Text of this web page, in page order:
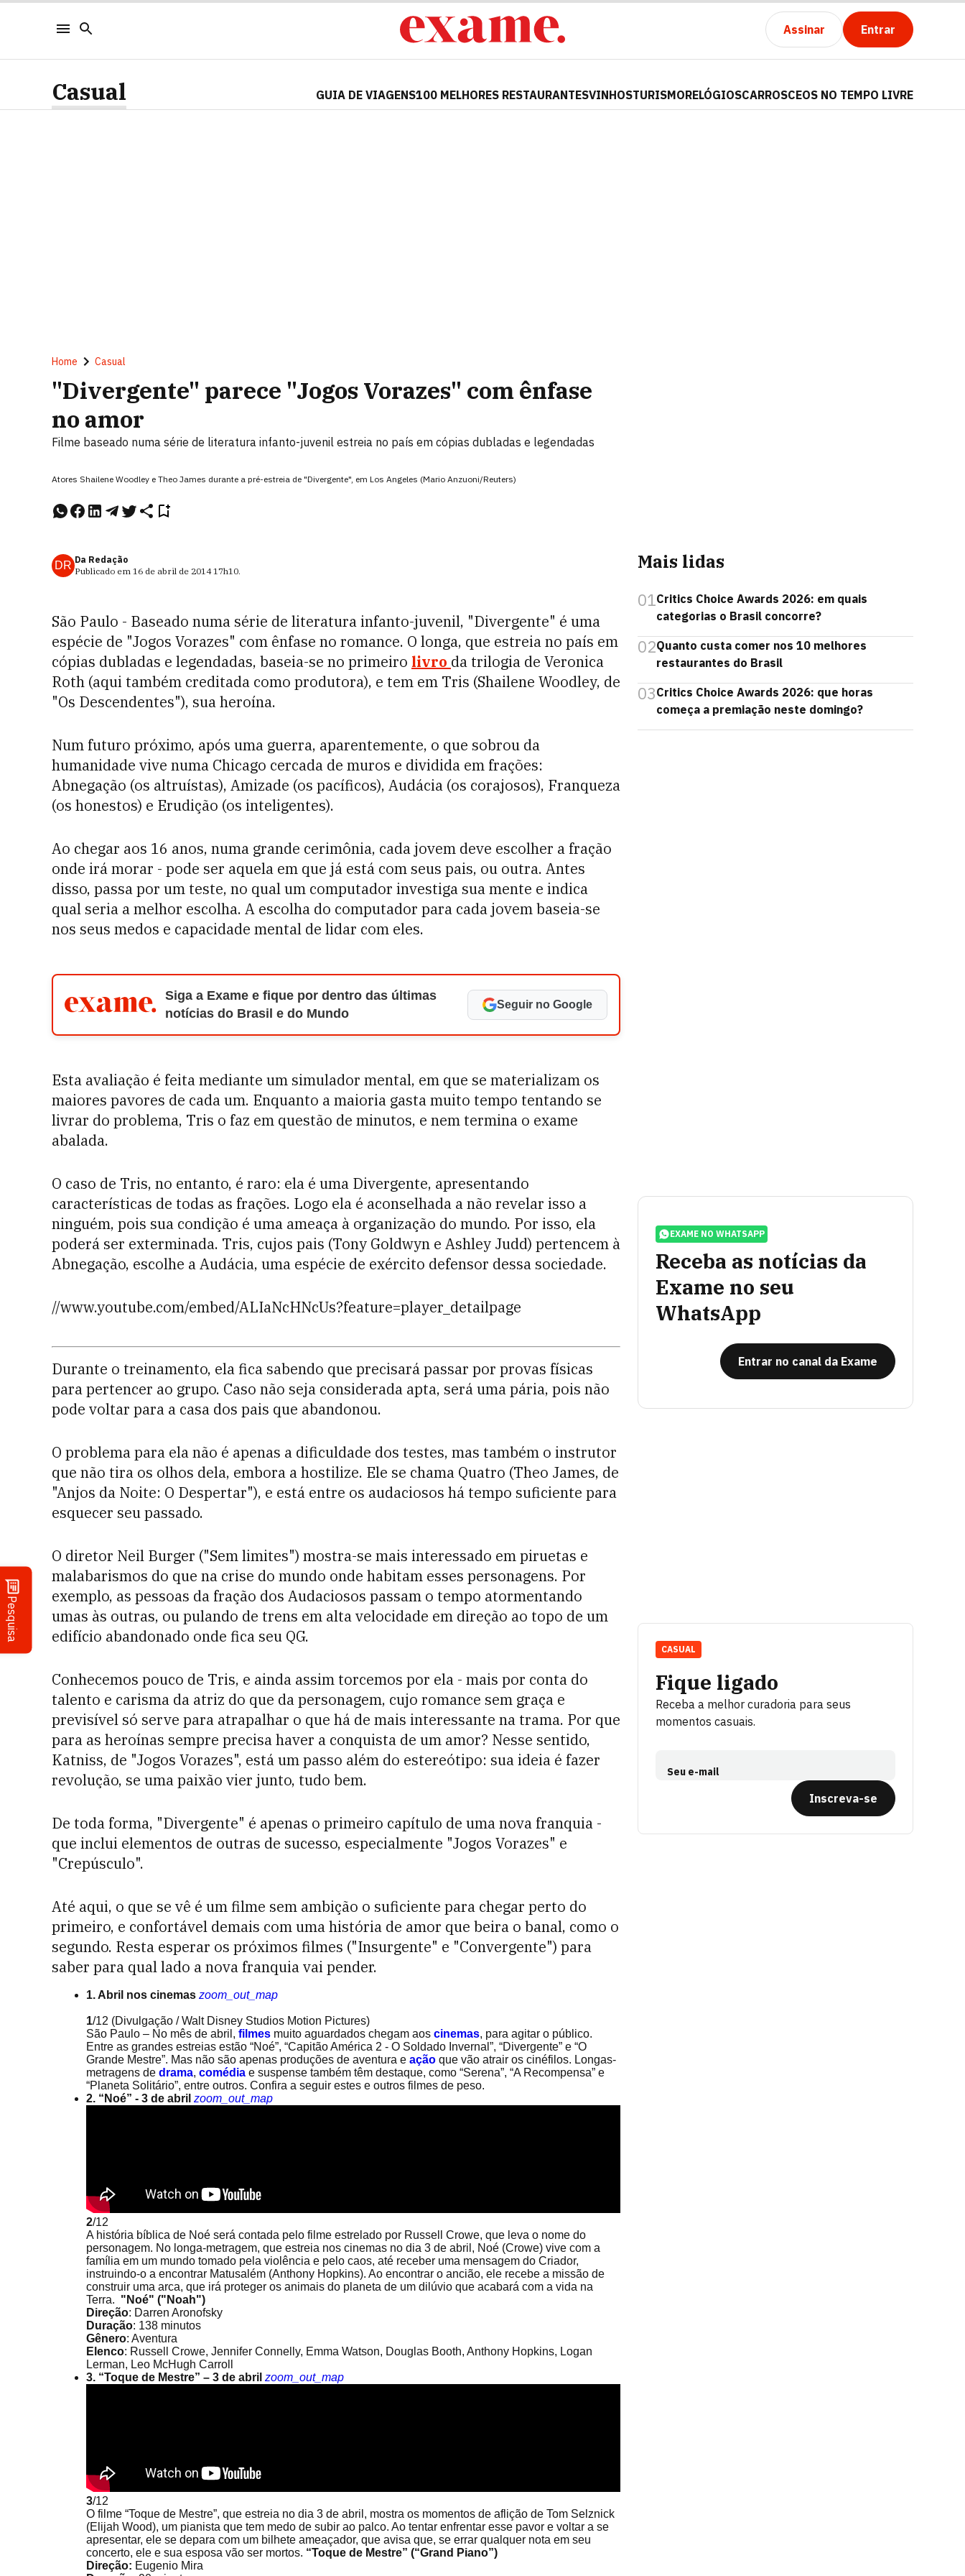
Assinar Entrar
Pesquisa
Casual GUIA DE VIAGENS100 MELHORES RESTAURANTESVINHOSTURISMORELÓGIOSCARROSCEOS NO TEMPO LIVRE
Home Casual
"Divergente" parece "Jogos Vorazes" com ênfase
no amor
Filme baseado numa série de literatura infanto-juvenil estreia no país em cópias dubladas e legendadas
Atores Shailene Woodley e Theo James durante a pré-estreia de "Divergente", em Los Angeles (Mario Anzuoni/Reuters)
DR Da Redação
Publicado em 16 de abril de 2014 17h10.
São Paulo - Baseado numa série de literatura infanto-juvenil, "Divergente" é uma
espécie de "Jogos Vorazes" com ênfase no romance. O longa, que estreia no país em
cópias dubladas e legendadas, baseia-se no primeiro livro da trilogia de Veronica
Roth (aqui também creditada como produtora), e tem em Tris (Shailene Woodley, de
"Os Descendentes"), sua heroína.
Num futuro próximo, após uma guerra, aparentemente, o que sobrou da
humanidade vive numa Chicago cercada de muros e dividida em frações:
Abnegação (os altruístas), Amizade (os pacíficos), Audácia (os corajosos), Franqueza
(os honestos) e Erudição (os inteligentes).
Ao chegar aos 16 anos, numa grande cerimônia, cada jovem deve escolher a fração
onde irá morar - pode ser aquela em que já está com seus pais, ou outra. Antes
disso, passa por um teste, no qual um computador investiga sua mente e indica
qual seria a melhor escolha. A escolha do computador para cada jovem baseia-se
nos seus medos e capacidade mental de lidar com eles.
Siga a Exame e fique por dentro das últimas
notícias do Brasil e do Mundo
Seguir no Google
Esta avaliação é feita mediante um simulador mental, em que se materializam os
maiores pavores de cada um. Enquanto a maioria gasta muito tempo tentando se
livrar do problema, Tris o faz em questão de minutos, e nem termina o exame
abalada.
O caso de Tris, no entanto, é raro: ela é uma Divergente, apresentando
características de todas as frações. Logo ela é aconselhada a não revelar isso a
ninguém, pois sua condição é uma ameaça à organização do mundo. Por isso, ela
poderá ser exterminada. Tris, cujos pais (Tony Goldwyn e Ashley Judd) pertencem à
Abnegação, escolhe a Audácia, uma espécie de exército defensor dessa sociedade.
//www.youtube.com/embed/ALIaNcHNcUs?feature=player_detailpage
Durante o treinamento, ela fica sabendo que precisará passar por provas físicas
para pertencer ao grupo. Caso não seja considerada apta, será uma pária, pois não
pode voltar para a casa dos pais que abandonou.
O problema para ela não é apenas a dificuldade dos testes, mas também o instrutor
que não tira os olhos dela, embora a hostilize. Ele se chama Quatro (Theo James, de
"Anjos da Noite: O Despertar"), e está entre os audaciosos há tempo suficiente para
esquecer seu passado.
O diretor Neil Burger ("Sem limites") mostra-se mais interessado em piruetas e
malabarismos do que na crise do mundo onde habitam esses personagens. Por
exemplo, as pessoas da fração dos Audaciosos passam o tempo atormentando
umas às outras, ou pulando de trens em alta velocidade em direção ao topo de um
edifício abandonado onde fica seu QG.
Conhecemos pouco de Tris, e ainda assim torcemos por ela - mais por conta do
talento e carisma da atriz do que da personagem, cujo romance sem graça e
previsível só serve para atrapalhar o que há de mais interessante na trama. Por que
para as heroínas sempre precisa haver a conquista de um amor? Nesse sentido,
Katniss, de "Jogos Vorazes", está um passo além do estereótipo: sua ideia é fazer
revolução, se uma paixão vier junto, tudo bem.
De toda forma, "Divergente" é apenas o primeiro capítulo de uma nova franquia -
que inclui elementos de outras de sucesso, especialmente "Jogos Vorazes" e
"Crepúsculo".
Até aqui, o que se vê é um filme sem ambição o suficiente para chegar perto do
primeiro, e confortável demais com uma história de amor que beira o banal, como o
segundo. Resta esperar os próximos filmes ("Insurgente" e "Convergente") para
saber para qual lado a nova franquia vai pender.
1. Abril nos cinemas zoom_out_map
1/12 (Divulgação / Walt Disney Studios Motion Pictures)
São Paulo – No mês de abril, filmes muito aguardados chegam aos cinemas, para agitar o público.
Entre as grandes estreias estão “Noé”, “Capitão América 2 - O Soldado Invernal”, “Divergente” e “O
Grande Mestre”. Mas não são apenas produções de aventura e ação que vão atrair os cinéfilos. Longas-
metragens de drama, comédia e suspense também têm destaque, como “Serena”, “A Recompensa” e
“Planeta Solitário”, entre outros. Confira a seguir estes e outros filmes de peso.
2. “Noé” - 3 de abril zoom_out_map
2/12
A história bíblica de Noé será contada pelo filme estrelado por Russell Crowe, que leva o nome do
personagem. No longa-metragem, que estreia nos cinemas no dia 3 de abril, Noé (Crowe) vive com a
família em um mundo tomado pela violência e pelo caos, até receber uma mensagem do Criador,
instruindo-o a encontrar Matusalém (Anthony Hopkins). Ao encontrar o ancião, ele recebe a missão de
construir uma arca, que irá proteger os animais do planeta de um dilúvio que acabará com a vida na
Terra. "Noé" ("Noah")
Direção: Darren Aronofsky
Duração: 138 minutos
Gênero: Aventura
Elenco: Russell Crowe, Jennifer Connelly, Emma Watson, Douglas Booth, Anthony Hopkins, Logan
Lerman, Leo McHugh Carroll
3. “Toque de Mestre” – 3 de abril zoom_out_map
3/12
O filme “Toque de Mestre”, que estreia no dia 3 de abril, mostra os momentos de aflição de Tom Selznick
(Elijah Wood), um pianista que tem medo de subir ao palco. Ao tentar enfrentar esse pavor e voltar a se
apresentar, ele se depara com um bilhete ameaçador, que avisa que, se errar qualquer nota em seu
concerto, ele e sua esposa vão ser mortos. “Toque de Mestre” (“Grand Piano”)
Direção: Eugenio Mira
Mais lidas
01Critics Choice Awards 2026: em quais
categorias o Brasil concorre?
02Quanto custa comer nos 10 melhores
restaurantes do Brasil
03Critics Choice Awards 2026: que horas
começa a premiação neste domingo?
EXAME NO WHATSAPP
Receba as notícias da
Exame no seu
WhatsApp
Entrar no canal da Exame
Fique ligado
Receba a melhor curadoria para seus
momentos casuais.
Seu e-mail
Inscreva-se
CASUAL